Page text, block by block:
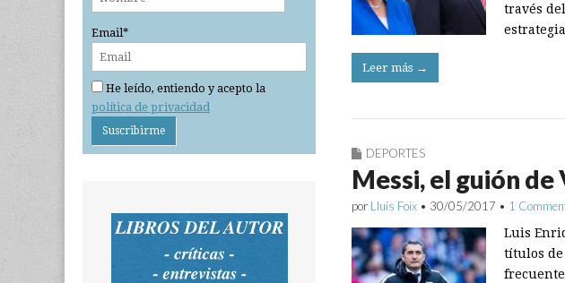
través
Leer más →
DEPORTES
Messi, el guión de
por Lluís Foix • 30/05/2017 • 1
Luis
títulos de
Email*
He leído, entiendo y acepto la
política de privacidad